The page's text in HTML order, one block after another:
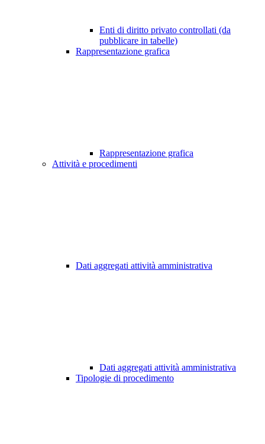
Enti di diritto privato controllati (da
pubblicare in tabelle)
Rappresentazione grafica
Rappresentazione grafica
Attività e procedimenti
Dati aggregati attività amministrativa
Dati aggregati attività amministrativa
Tipologie di procedimento